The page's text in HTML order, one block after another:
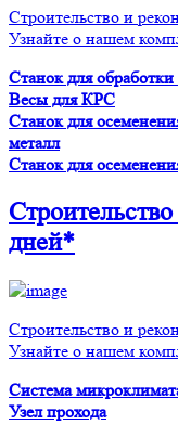
Строительство и
Узнайте о нашем
Станок для
Весы для КРС
Станок для
металл
Станок для
дней*
Строительство и
Узнайте о нашем
Система
Узел прохода